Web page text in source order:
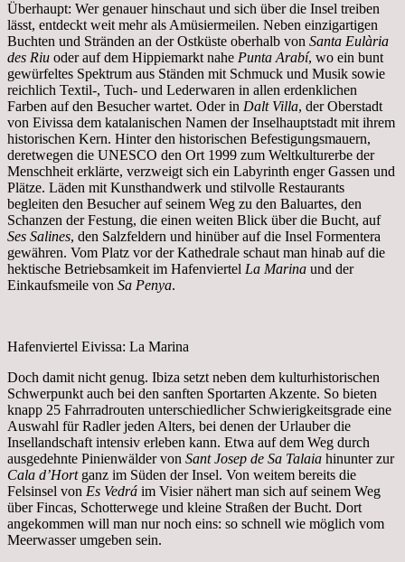
Überhaupt: Wer genauer hinschaut und sich über die Insel treiben
lässt, entdeckt weit mehr als Amüsiermeilen. Neben einzigartigen
Buchten und Stränden an der Ostküste oberhalb von Santa Eulària
des Riu oder auf dem Hippiemarkt nahe Punta Arabí, wo ein bunt
gewürfeltes Spektrum aus Ständen mit Schmuck und Musik sowie
reichlich Textil-, Tuch- und Lederwaren in allen erdenklichen
Farben auf den Besucher wartet. Oder in Dalt Villa, der Oberstadt
von Eivissa dem katalanischen Namen der Inselhauptstadt mit ihrem
historischen Kern. Hinter den historischen Befestigungsmauern,
deretwegen die UNESCO den Ort 1999 zum Weltkulturerbe der
Menschheit erklärte, verzweigt sich ein Labyrinth enger Gassen und
Plätze. Läden mit Kunsthandwerk und stilvolle Restaurants
begleiten den Besucher auf seinem Weg zu den Baluartes, den
Schanzen der Festung, die einen weiten Blick über die Bucht, auf
Ses Salines, den Salzfeldern und hinüber auf die Insel Formentera
gewähren. Vom Platz vor der Kathedrale schaut man hinab auf die
hektische Betriebsamkeit im Hafenviertel La Marina und der
Einkaufsmeile von Sa Penya.
Hafenviertel Eivissa: La Marina
Doch damit nicht genug. Ibiza setzt neben dem kulturhistorischen
Schwerpunkt auch bei den sanften Sportarten Akzente. So bieten
knapp 25 Fahrradrouten unterschiedlicher Schwierigkeitsgrade eine
Auswahl für Radler jeden Alters, bei denen der Urlauber die
Insellandschaft intensiv erleben kann. Etwa auf dem Weg durch
ausgedehnte Pinienwälder von Sant Josep de Sa Talaia hinunter zur
Cala d’Hortganz im Süden der Insel. Von weitem bereits die
Felsinsel von Es Vedrá im Visier nähert man sich auf seinem Weg
über Fincas, Schotterwege und kleine Straßen der Bucht. Dort
angekommen will man nur noch eins: so schnell wie möglich vom
Meerwasser umgeben sein.